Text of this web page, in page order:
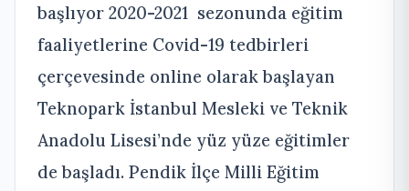
başlıyor 2020-2021 sezonunda eğitim
faaliyetlerine Covid-19 tedbirleri
çerçevesinde online olarak başlayan
Teknopark İstanbul Mesleki ve Teknik
Anadolu Lisesi’nde yüz yüze eğitimler
de başladı. Pendik İlçe Milli Eğitim